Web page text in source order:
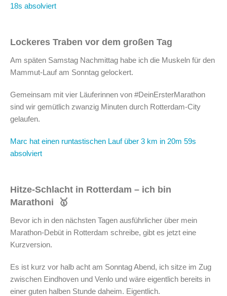
18s absolviert
Lockeres Traben vor dem großen Tag
Am späten Samstag Nachmittag habe ich die Muskeln für den
Mammut-Lauf am Sonntag gelockert.
Gemeinsam mit vier Läuferinnen von #DeinErsterMarathon
sind wir gemütlich zwanzig Minuten durch Rotterdam-City
gelaufen.
Marc hat einen runtastischen Lauf über 3 km in 20m 59s
absolviert
Hitze-Schlacht in Rotterdam – ich bin
Marathoni 🥇
Bevor ich in den nächsten Tagen ausführlicher über mein
Marathon-Debüt in Rotterdam schreibe, gibt es jetzt eine
Kurzversion.
Es ist kurz vor halb acht am Sonntag Abend, ich sitze im Zug
zwischen Eindhoven und Venlo und wäre eigentlich bereits in
einer guten halben Stunde daheim. Eigentlich.